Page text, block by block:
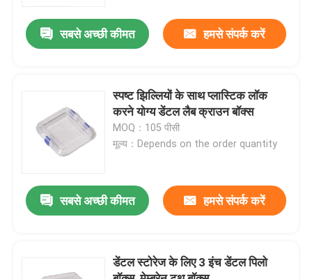
गुणवत्ता नियंत्रण
एक उद्धरण का अनुरोध करें
डेंटल क्राउन बॉक्स
डेंटल डेंचर बॉक्स
सबसे अच्छी कीमत हमसे संपर्क करें
स्पष्ट झिल्लियों के साथ प्लास्टिक लॉक
करने योग्य डेंटल लैब क्राउन बॉक्स
MOQ：105 पीसी
मूल्य：Depends on the order quantity
सबसे अच्छी कीमत हमसे संपर्क करें
डेंटल स्टोरेज के लिए 3 इंच डेंटल पिलो